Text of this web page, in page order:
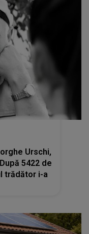
Urschi,
5422 de
trădător i-a